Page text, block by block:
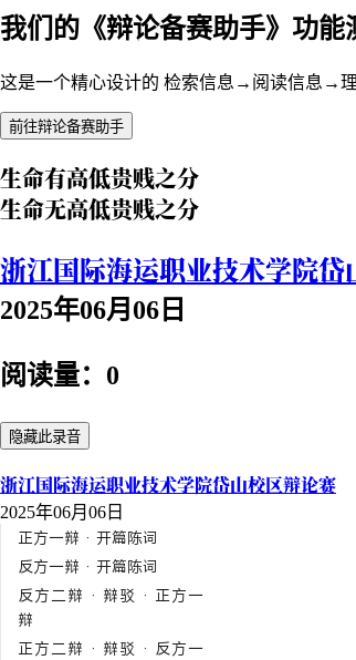
我们的《辩论备赛助手》功
这是一个精心设计的 检索信息→阅读信息→
前往辩论备赛助手
生命有高低贵贱之分
生命无高低贵贱之分
浙江国际海运职业技术学院岱
2025年06月06日
阅读量：0
隐藏此录音
浙江国际海运职业技术学院岱山校区辩论赛
2025年06月06日
正方一辩 · 开篇陈词
反方一辩 · 开篇陈词
反方二辩 · 辩驳 · 正方一
辩
正方二辩 · 辩驳 · 反方一